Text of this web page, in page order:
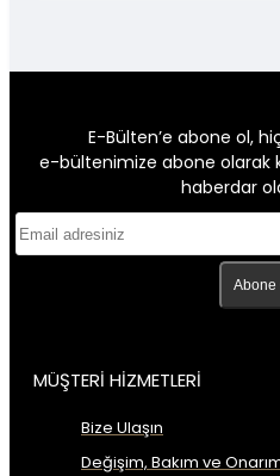
E-Bülten’e abone ol,
e-bültenimize abone olarak
haberdar
Abone
MÜŞTERİ HİZMETLERİ
Bize Ulaşın
Değişim, Bakım ve